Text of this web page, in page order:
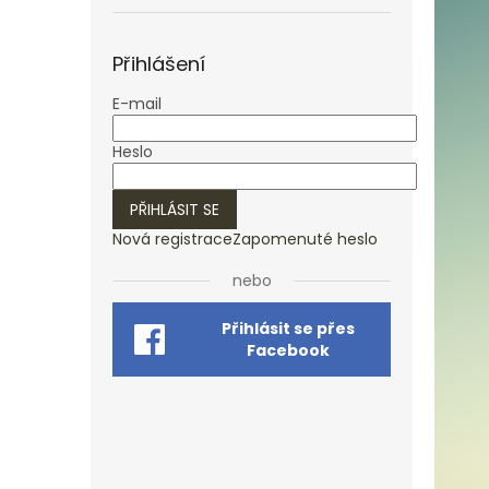
Přihlášení
E-mail
Heslo
PŘIHLÁSIT SE
Nová registraceZapomenuté heslo
nebo
Přihlásit se přes
Facebook